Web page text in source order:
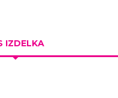
IZDELKA